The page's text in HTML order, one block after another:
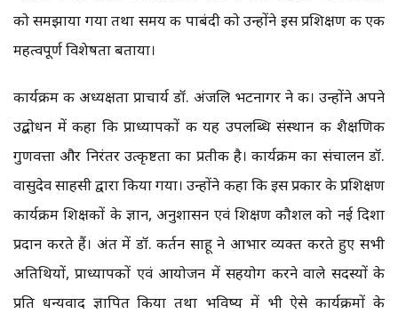
को समझाया गया तथा समय की पाबंदी को उन्होंने इस प्रशिक्षण की एक
महत्वपूर्ण विशेषता बताया।
कार्यक्रम की अध्यक्षता प्राचार्य डॉ. अंजलि भटनागर ने की। उन्होंने अपने
उद्बोधन में कहा कि प्राध्यापकों की यह उपलब्धि संस्थान की शैक्षणिक
गुणवत्ता और निरंतर उत्कृष्टता का प्रतीक है। कार्यक्रम का संचालन डॉ.
वासुदेव साहसी द्वारा किया गया। उन्होंने कहा कि इस प्रकार के प्रशिक्षण
कार्यक्रम शिक्षकों के ज्ञान, अनुशासन एवं शिक्षण कौशल को नई दिशा
प्रदान करते हैं। अंत में डॉ. कीर्तन साहू ने आभार व्यक्त करते हुए सभी
अतिथियों, प्राध्यापकों एवं आयोजन में सहयोग करने वाले सदस्यों के
प्रति धन्यवाद ज्ञापित किया तथा भविष्य में भी ऐसे कार्यक्रमों के